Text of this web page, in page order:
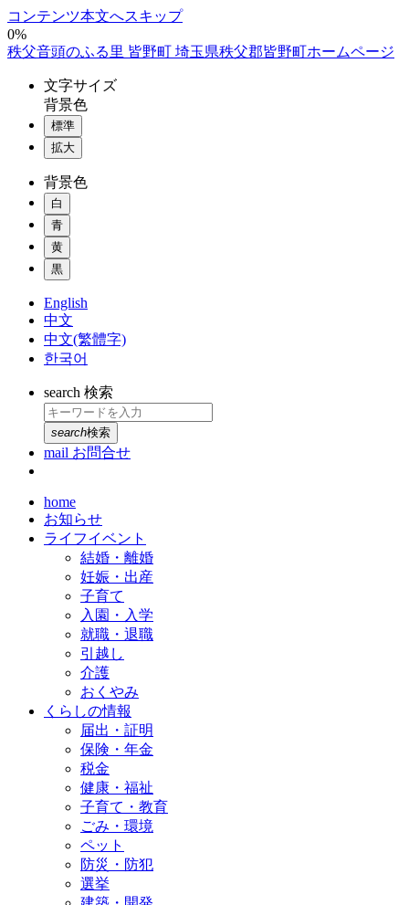
コンテンツ本文へスキップ
0%
秩父音頭のふる里 皆野町 埼玉県秩父郡皆野町ホームページ
文字サイズ
背景色
標準
拡大
背景色
白
青
黄
黒
English
中文
中文(繁體字)
한국어
search 検索
search検索
mail お問合せ
home
お知らせ
ライフイベント
結婚・離婚
妊娠・出産
子育て
入園・入学
就職・退職
引越し
介護
おくやみ
くらしの情報
届出・証明
保険・年金
税金
健康・福祉
子育て・教育
ごみ・環境
ペット
防災・防犯
選挙